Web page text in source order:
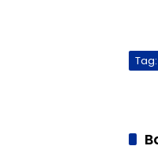
Tag: